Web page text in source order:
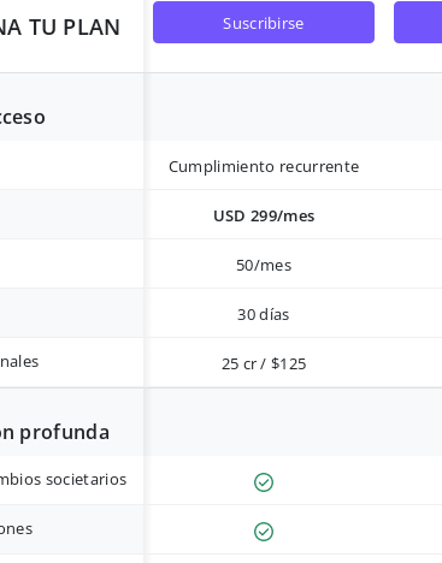
TU PLAN suscribirse
Cumplimiento recurrente
USD 299/mes
50/mes
30 días
25 cr / $125
profunda
societarios